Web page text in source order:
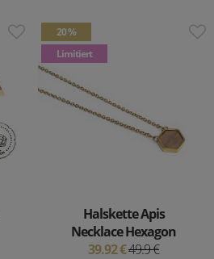
20 %
Limitiert
Halskette Apis
Necklace Hexagon
39.92 €49.9 €